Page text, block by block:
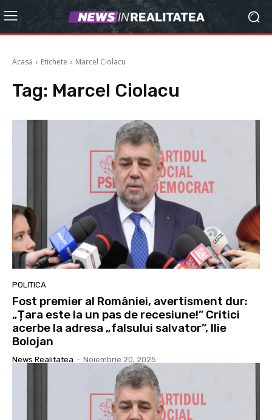
Acasă Etichete Marcel Ciolacu
Tag: Marcel Ciolacu
POLITICA
Fost premier al României, avertisment dur:
„Țara este la un pas de recesiune!” Critici
acerbe la adresa „falsului salvator”, Ilie
Bolojan
News Realitatea - Noiembrie 20, 2025